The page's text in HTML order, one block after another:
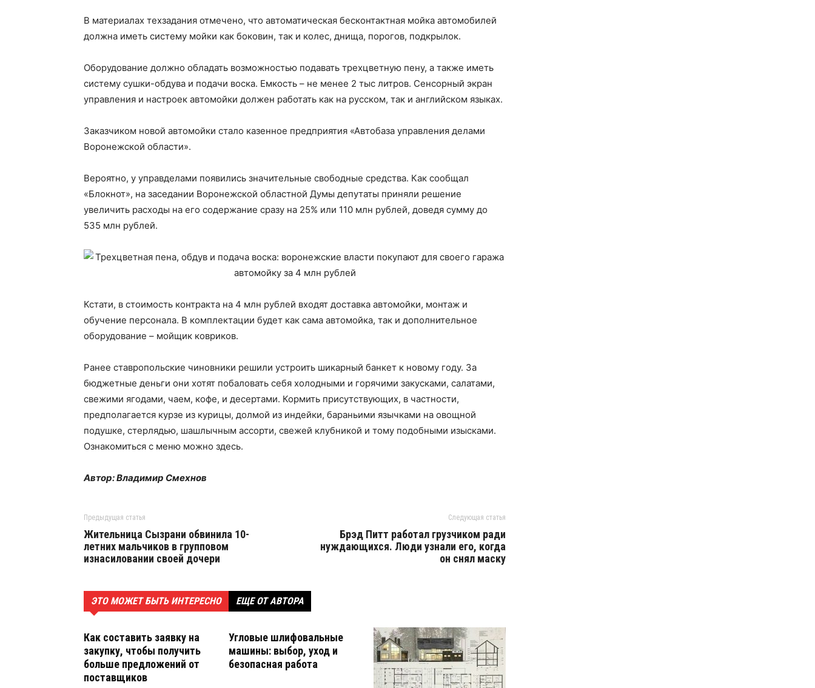
В материалах техзадания отмечено, что автоматическая бесконтактная мойка автомобилей
должна иметь систему мойки как боковин, так и колес, днища, порогов, подкрылок.
Оборудование должно обладать возможностью подавать трехцветную пену, а также иметь
систему сушки-обдува и подачи воска. Емкость – не менее 2 тыс литров. Сенсорный экран
управления и настроек автомойки должен работать как на русском, так и английском языках.
Заказчиком новой автомойки стало казенное предприятия «Автобаза управления делами
Воронежской области».
Вероятно, у управделами появились значительные свободные средства. Как сообщал
«Блокнот», на заседании Воронежской областной Думы депутаты приняли решение
увеличить расходы на его содержание сразу на 25% или 110 млн рублей, доведя сумму до
535 млн рублей.
Кстати, в стоимость контракта на 4 млн рублей входят доставка автомойки, монтаж и
обучение персонала. В комплектации будет как сама автомойка, так и дополнительное
оборудование – мойщик ковриков.
Ранее ставропольские чиновники решили устроить шикарный банкет к новому году. За
бюджетные деньги они хотят побаловать себя холодными и горячими закусками, салатами,
свежими ягодами, чаем, кофе, и десертами. Кормить присутствующих, в частности,
предполагается курзе из курицы, долмой из индейки, бараньими язычками на овощной
подушке, стерлядью, шашлычным ассорти, свежей клубникой и тому подобными изысками.
Ознакомиться с меню можно здесь.
Автор: Владимир Смехнов
Предыдущая статья
Жительница Сызрани обвинила 10-
летних мальчиков в групповом
изнасиловании своей дочери
Следующая статья
Брэд Питт работал грузчиком ради
нуждающихся. Люди узнали его, когда
он снял маску
ЭТО МОЖЕТ БЫТЬ ИНТЕРЕСНО ЕЩЕ ОТ АВТОРА
Как составить заявку на
закупку, чтобы получить
больше предложений от
поставщиков
Угловые шлифовальные
машины: выбор, уход и
безопасная работа